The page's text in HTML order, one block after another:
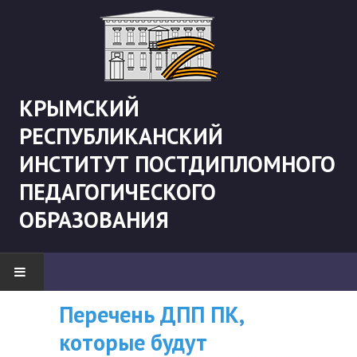
КРЫМСКИЙ
РЕСПУБЛИКАНСКИЙ
ИНСТИТУТ ПОСТДИПЛОМНОГО
ПЕДАГОГИЧЕСКОГО
ОБРАЗОВАНИЯ
НОВОСТИ
"Боевая" русистика
ВНИМАНИЮ
СЛУШАТЕЛЕЙ, У
Перечень ДПП ПК,
которые будут